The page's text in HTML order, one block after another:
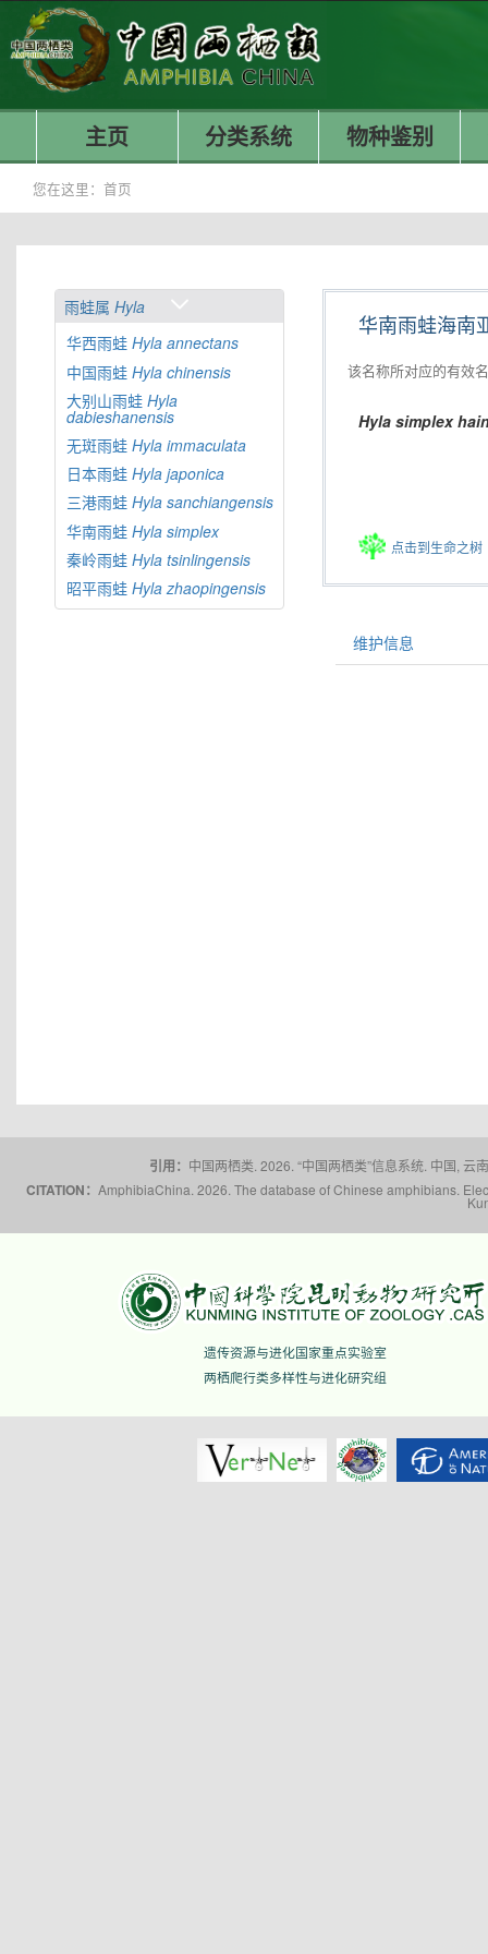
主页 分类系统 物种鉴别
您在这里： 首页
雨蛙属 Hyla
华西雨蛙 Hyla annectans
中国雨蛙 Hyla chinensis
大别山雨蛙 Hyla
dabieshanensis
无斑雨蛙 Hyla immaculata
日本雨蛙 Hyla japonica
三港雨蛙 Hyla sanchiangensis
华南雨蛙 Hyla simplex
秦岭雨蛙 Hyla tsinlingensis
昭平雨蛙 Hyla zhaopingensis
华南雨蛙海南
该名称所对应的有效
Hyla simplex
点击到生命之树
维护信息
引用： 中国两栖类. 2026. “中国两栖类”信息系统. 中国,
CITATION： AmphibiaChina. 2026. The database of Chinese amphibians.
遗传资源与进化国家重点实验室
两栖爬行类多样性与进化研究组